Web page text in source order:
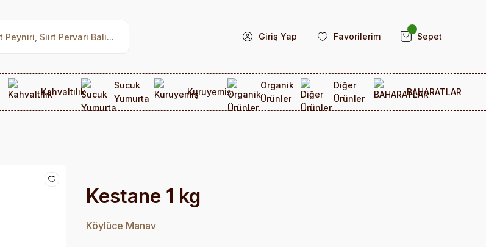
Giriş Yap Favorilerim Sepet
Kahvaltılık
Sucuk
Yumurta
Kuruyemiş
Organik
Ürünler
Diğer
Ürünler
BAHARATLAR
Kestane 1 kg
Köylüce Manav